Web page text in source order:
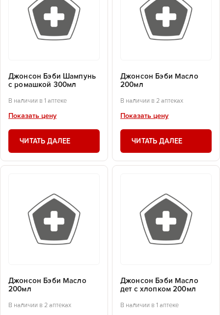
Джонсон Бэби Шампунь
с ромашкой 300мл
В наличии в 1 аптеке
Показать цену
ЧИТАТЬ ДАЛЕЕ
Джонсон Бэби Масло
200мл
В наличии в 2 аптеках
Показать цену
ЧИТАТЬ ДАЛЕЕ
Джонсон Бэби Масло
200мл
В наличии в 2 аптеках
Джонсон Бэби Масло
дет с хлопком 200мл
В наличии в 1 аптеке